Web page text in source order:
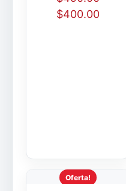
$400.00
Oferta!